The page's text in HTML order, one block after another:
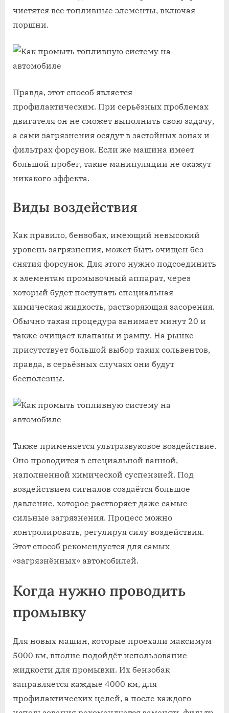
чистятся все топливные элементы, включая
поршни.
Правда, этот способ является
профилактическим. При серьёзных проблемах
двигателя он не сможет выполнить свою задачу,
а сами загрязнения осядут в застойных зонах и
фильтрах форсунок. Если же машина имеет
большой пробег, такие манипуляции не окажут
никакого эффекта.
Виды воздействия
Как правило, бензобак, имеющий невысокий
уровень загрязнения, может быть очищен без
снятия форсунок. Для этого нужно подсоединить
к элементам промывочный аппарат, через
который будет поступать специальная
химическая жидкость, растворяющая засорения.
Обычно такая процедура занимает минут 20 и
также очищает клапаны и рампу. На рынке
присутствует большой выбор таких сольвентов,
правда, в серьёзных случаях они будут
бесполезны.
Также применяется ультразвуковое воздействие.
Оно проводится в специальной ванной,
наполненной химической суспензией. Под
воздействием сигналов создаётся большое
давление, которое растворяет даже самые
сильные загрязнения. Процесс можно
контролировать, регулируя силу воздействия.
Этот способ рекомендуется для самых
«загрязнённых» автомобилей.
Когда нужно проводить
промывку
Для новых машин, которые проехали максимум
5000 км, вполне подойдёт использование
жидкости для промывки. Их бензобак
заправляется каждые 4000 км, для
профилактических целей, а после каждого